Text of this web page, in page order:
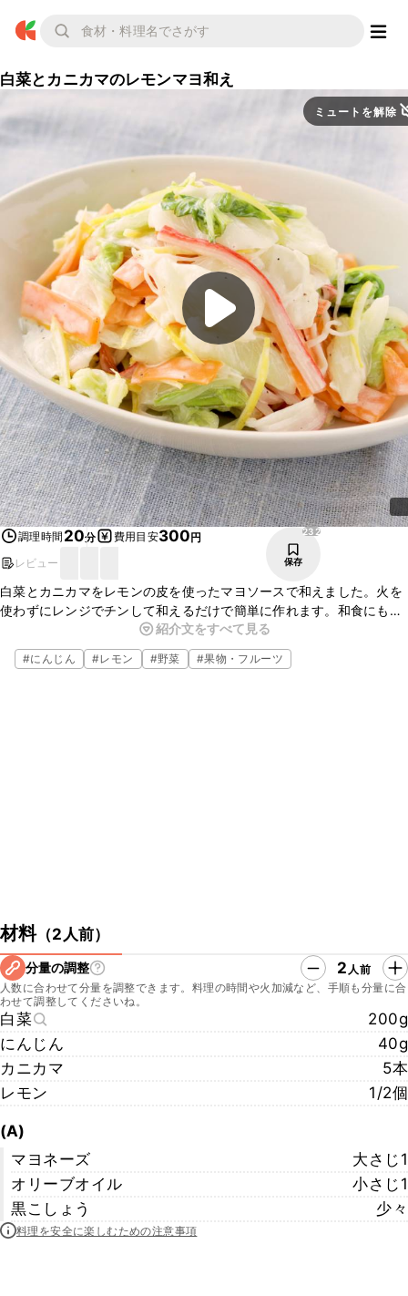
白菜とカニカマのレモンマヨ和え
ミュートを解除
調理時間 20分 費用目安300円
レビュー
232
保存
白菜とカニカマをレモンの皮を使ったマヨソースで和えました。火を
使わずにレンジでチンして和えるだけで簡単に作れます。和食にも洋
食にも合わせやすいので、普段の夜ご飯にもう一品という時に、ぜひ
作ってみてくださいね。
紹介文をすべて見る
#にんじん #レモン #野菜 #果物・フルーツ
材料（2人前）
分量の調整 2 人前
人数に合わせて分量を調整できます。料理の時間や火加減など、手順も分量に合
わせて調整してくださいね。
白菜
200g
にんじん
40g
カニカマ
5本
レモン
1/2個
(A)
マヨネーズ
大さじ1
オリーブオイル
小さじ1
黒こしょう
少々
料理を安全に楽しむための注意事項